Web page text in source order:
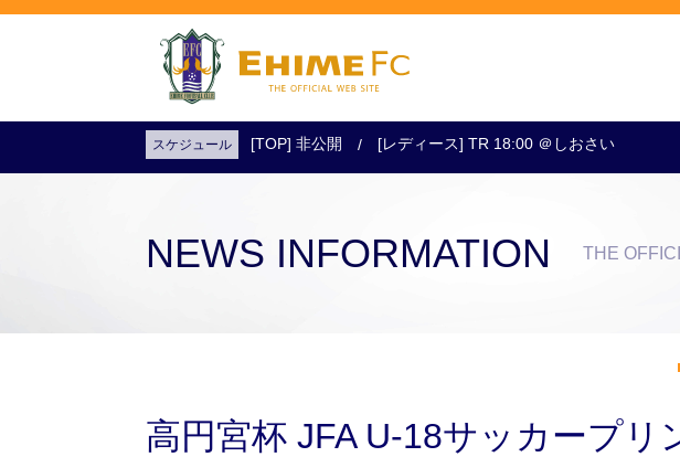
試合日程・結果 アクセス クラブ・会社情報
スケジュール [TOP] 非公開 [レディース] TR 18:00 ＠しおさい
NEWS INFORMATION THE
高円宮杯 JFA U-18サッカープリ